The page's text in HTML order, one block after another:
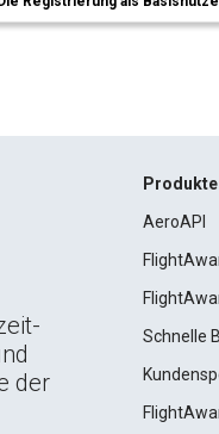
der
AeroAPI
Schnelle